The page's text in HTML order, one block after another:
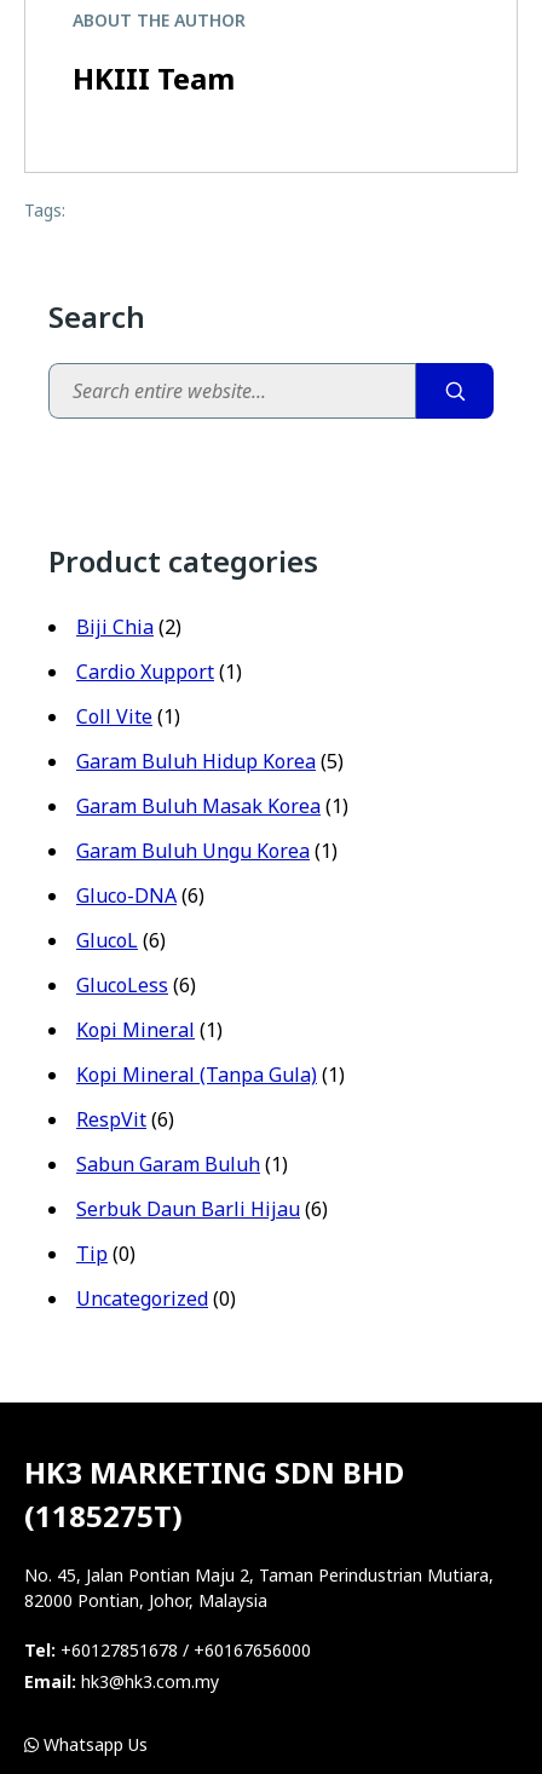
ABOUT THE AUTHOR
HKIII Team
Tags:
Search
Search
Product categories
Biji Chia(2)
Cardio Xupport(1)
Coll Vite(1)
Garam Buluh Hidup Korea(5)
Garam Buluh Masak Korea(1)
Garam Buluh Ungu Korea(1)
Gluco-DNA(6)
GlucoL(6)
GlucoLess (6)
Kopi Mineral (1)
Kopi Mineral (Tanpa Gula)(1)
RespVit(6)
Sabun Garam Buluh(1)
Serbuk Daun Barli Hijau(6)
Tip(0)
Uncategorized(0)
HK3 MARKETING SDN BHD
(1185275T)
No. 45, Jalan Pontian Maju 2, Taman Perindustrian Mutiara,
82000 Pontian, Johor, Malaysia
Tel: +60127851678 / +60167656000
Email: hk3@hk3.com.my
Whatsapp Us